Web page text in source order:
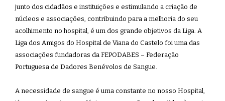
junto dos cidadãos e instituições e estimulando a criação de
núcleos e associações, contribuindo para a melhoria do seu
acolhimento no hospital, é um dos grande objetivos da Liga. A
Liga dos Amigos do Hospital de Viana do Castelo foi uma das
associações fundadoras da FEPODABES – Federação
Portuguesa de Dadores Benévolos de Sangue.
A necessidade de sangue é uma constante no nosso Hospital,